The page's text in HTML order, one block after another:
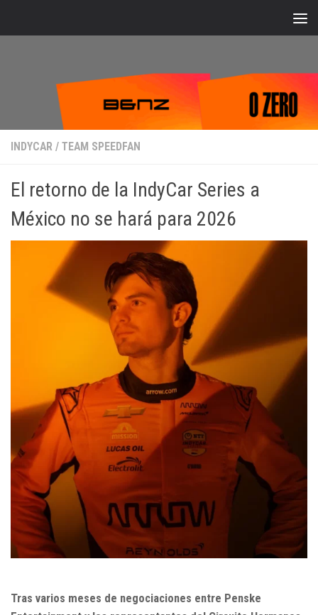
INDYCAR / TEAM SPEEDFAN
El retorno de la IndyCar Series a
México no se hará para 2026
Tras varios meses de negociaciones entre Penske